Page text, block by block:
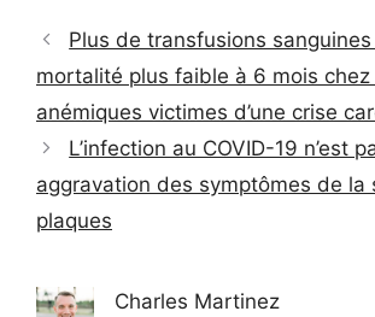
Plus de transfusions
mortalité plus faible à 6 mois
anémiques victimes d’une crise
L’infection au COVID-19 n’est
aggravation des symptômes de la
plaques
Charles Martinez